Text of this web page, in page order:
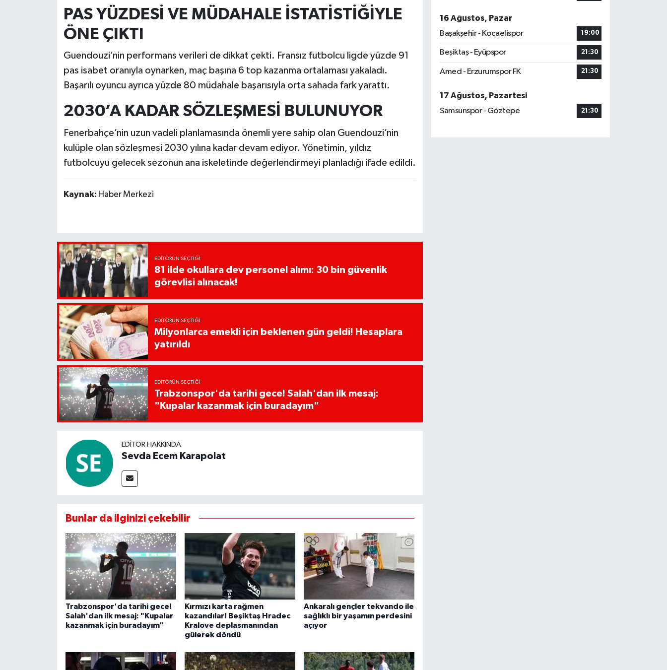
PAS YÜZDESİ VE MÜDAHALE İSTATİSTİĞİYLE
ÖNE ÇIKTI
Guendouzi’nin performans verileri de dikkat çekti. Fransız futbolcu ligde yüzde 91
pas isabet oranıyla oynarken, maç başına 6 top kazanma ortalaması yakaladı.
Başarılı oyuncu ayrıca yüzde 80 müdahale başarısıyla orta sahada fark yarattı.
2030’A KADAR SÖZLEŞMESİ BULUNUYOR
Fenerbahçe’nin uzun vadeli planlamasında önemli yere sahip olan Guendouzi’nin
kulüple olan sözleşmesi 2030 yılına kadar devam ediyor. Yönetimin, yıldız
futbolcuyu gelecek sezonun ana iskeletinde değerlendirmeyi planladığı ifade edildi.
Kaynak: Haber Merkezi
EDITÖRÜN SEÇTIĞI
81 ilde okullara dev personel alımı: 30 bin güvenlik
görevlisi alınacak!
EDITÖRÜN SEÇTIĞI
Milyonlarca emekli için beklenen gün geldi! Hesaplara
yatırıldı
EDITÖRÜN SEÇTIĞI
Trabzonspor'da tarihi gece! Salah'dan ilk mesaj:
"Kupalar kazanmak için buradayım"
EDITÖR HAKKINDA
Sevda Ecem Karapolat
Bunlar da ilginizi çekebilir
Trabzonspor'da tarihi gece!
Salah'dan ilk mesaj: "Kupalar
kazanmak için buradayım"
Kırmızı karta rağmen
kazandılar! Beşiktaş Hradec
Kralove deplasmanından
gülerek döndü
Ankaralı gençler tekvando ile
sağlıklı bir yaşamın perdesini
açıyor
16 Ağustos, Pazar
Başakşehir - Kocaelispor
19:00
Beşiktaş - Eyüpspor 21:30
Amed - Erzurumspor FK 21:30
17 Ağustos, Pazartesi
Samsunspor - Göztepe
21:30